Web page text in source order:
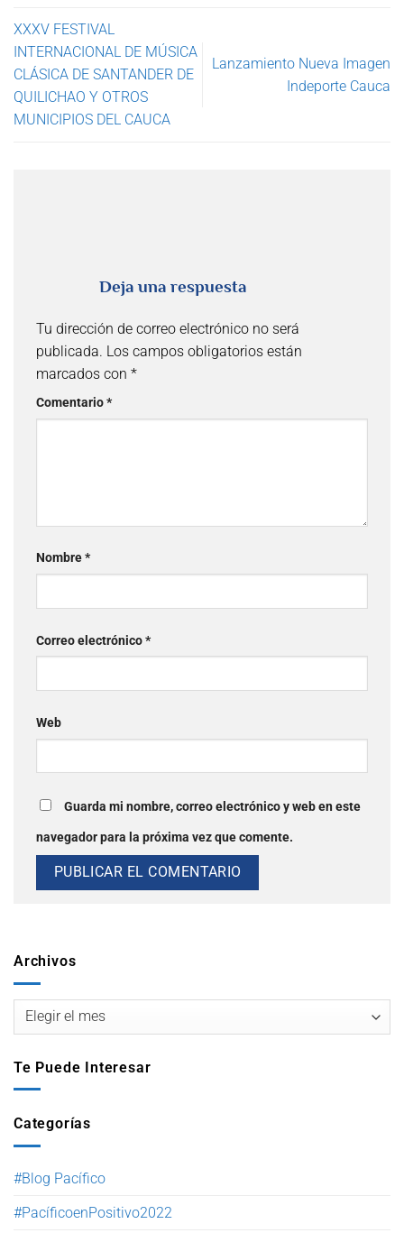
Archivos
Te Puede Interesar
Categorías
#Blog Pacífico
#PacíficoenPositivo2022
XXXV FESTIVAL
INTERNACIONAL DE MÚSICA
CLÁSICA DE SANTANDER DE
QUILICHAO Y OTROS
MUNICIPIOS DEL CAUCA
Lanzamiento Nueva Imagen
Indeporte Cauca
Deja una respuesta
Tu dirección de correo electrónico no será
publicada. Los campos obligatorios están
marcados con *
Comentario*
Nombre*
Correo electrónico*
Web
Guarda mi nombre, correo electrónico y web en este
navegador para la próxima vez que comente.